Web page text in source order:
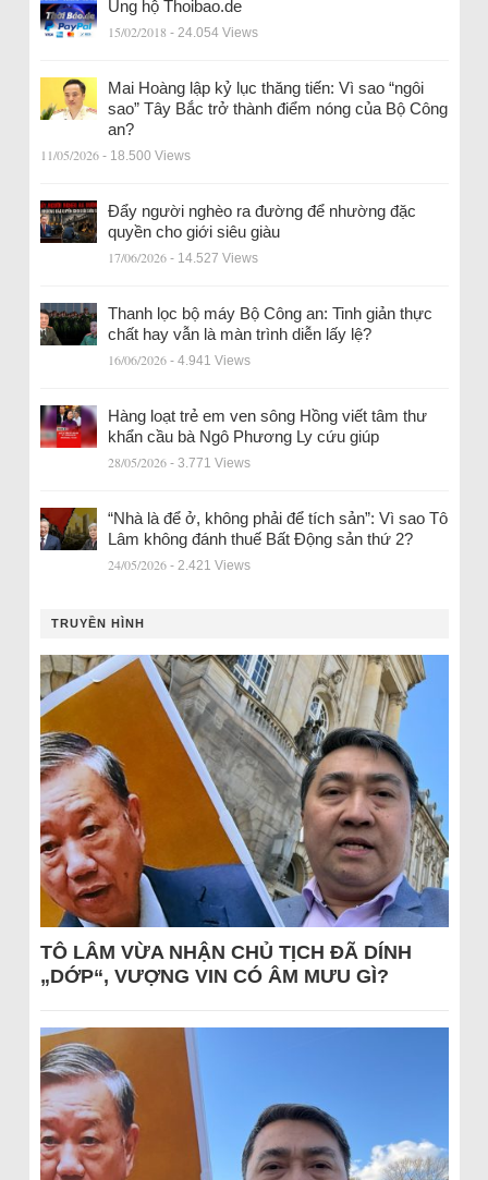
Ủng hộ Thoibao.de
15/02/2018 - 24.054 Views
Mai Hoàng lập kỷ lục thăng tiến: Vì sao “ngôi
sao” Tây Bắc trở thành điểm nóng của Bộ Công
an?
11/05/2026 - 18.500 Views
Đẩy người nghèo ra đường để nhường đặc
quyền cho giới siêu giàu
17/06/2026 - 14.527 Views
Thanh lọc bộ máy Bộ Công an: Tinh giản thực
chất hay vẫn là màn trình diễn lấy lệ?
16/06/2026 - 4.941 Views
Hàng loạt trẻ em ven sông Hồng viết tâm thư
khẩn cầu bà Ngô Phương Ly cứu giúp
28/05/2026 - 3.771 Views
“Nhà là để ở, không phải để tích sản”: Vì sao Tô
Lâm không đánh thuế Bất Động sản thứ 2?
24/05/2026 - 2.421 Views
TRUYỀN HÌNH
TÔ LÂM VỪA NHẬN CHỦ TỊCH ĐÃ DÍNH
„DỚP“, VƯỢNG VIN CÓ ÂM MƯU GÌ?